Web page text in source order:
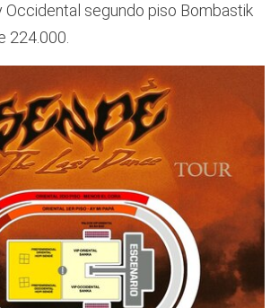
Occidental segundo piso Bombastik
224.000.